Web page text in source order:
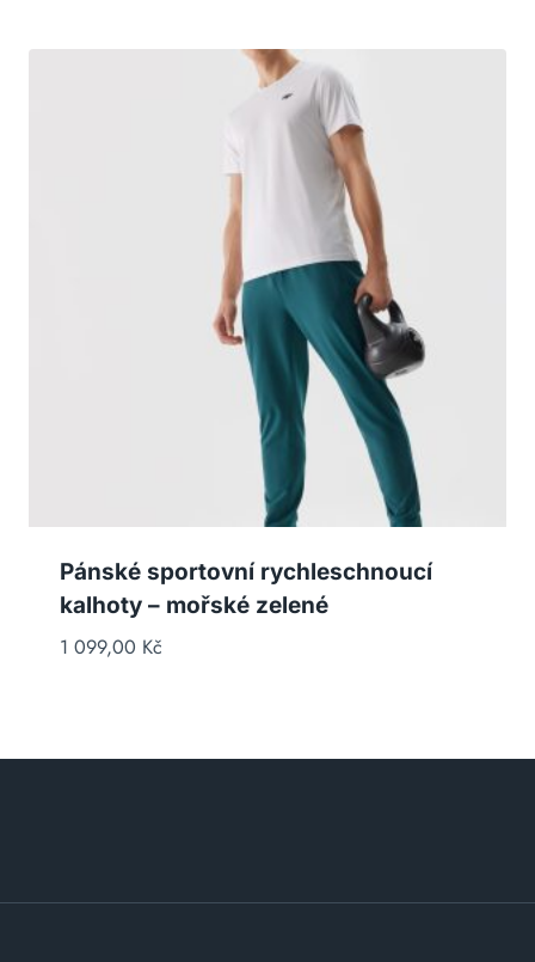
Pánské sportovní rychleschnoucí
kalhoty – mořské zelené
1 099,00 Kč